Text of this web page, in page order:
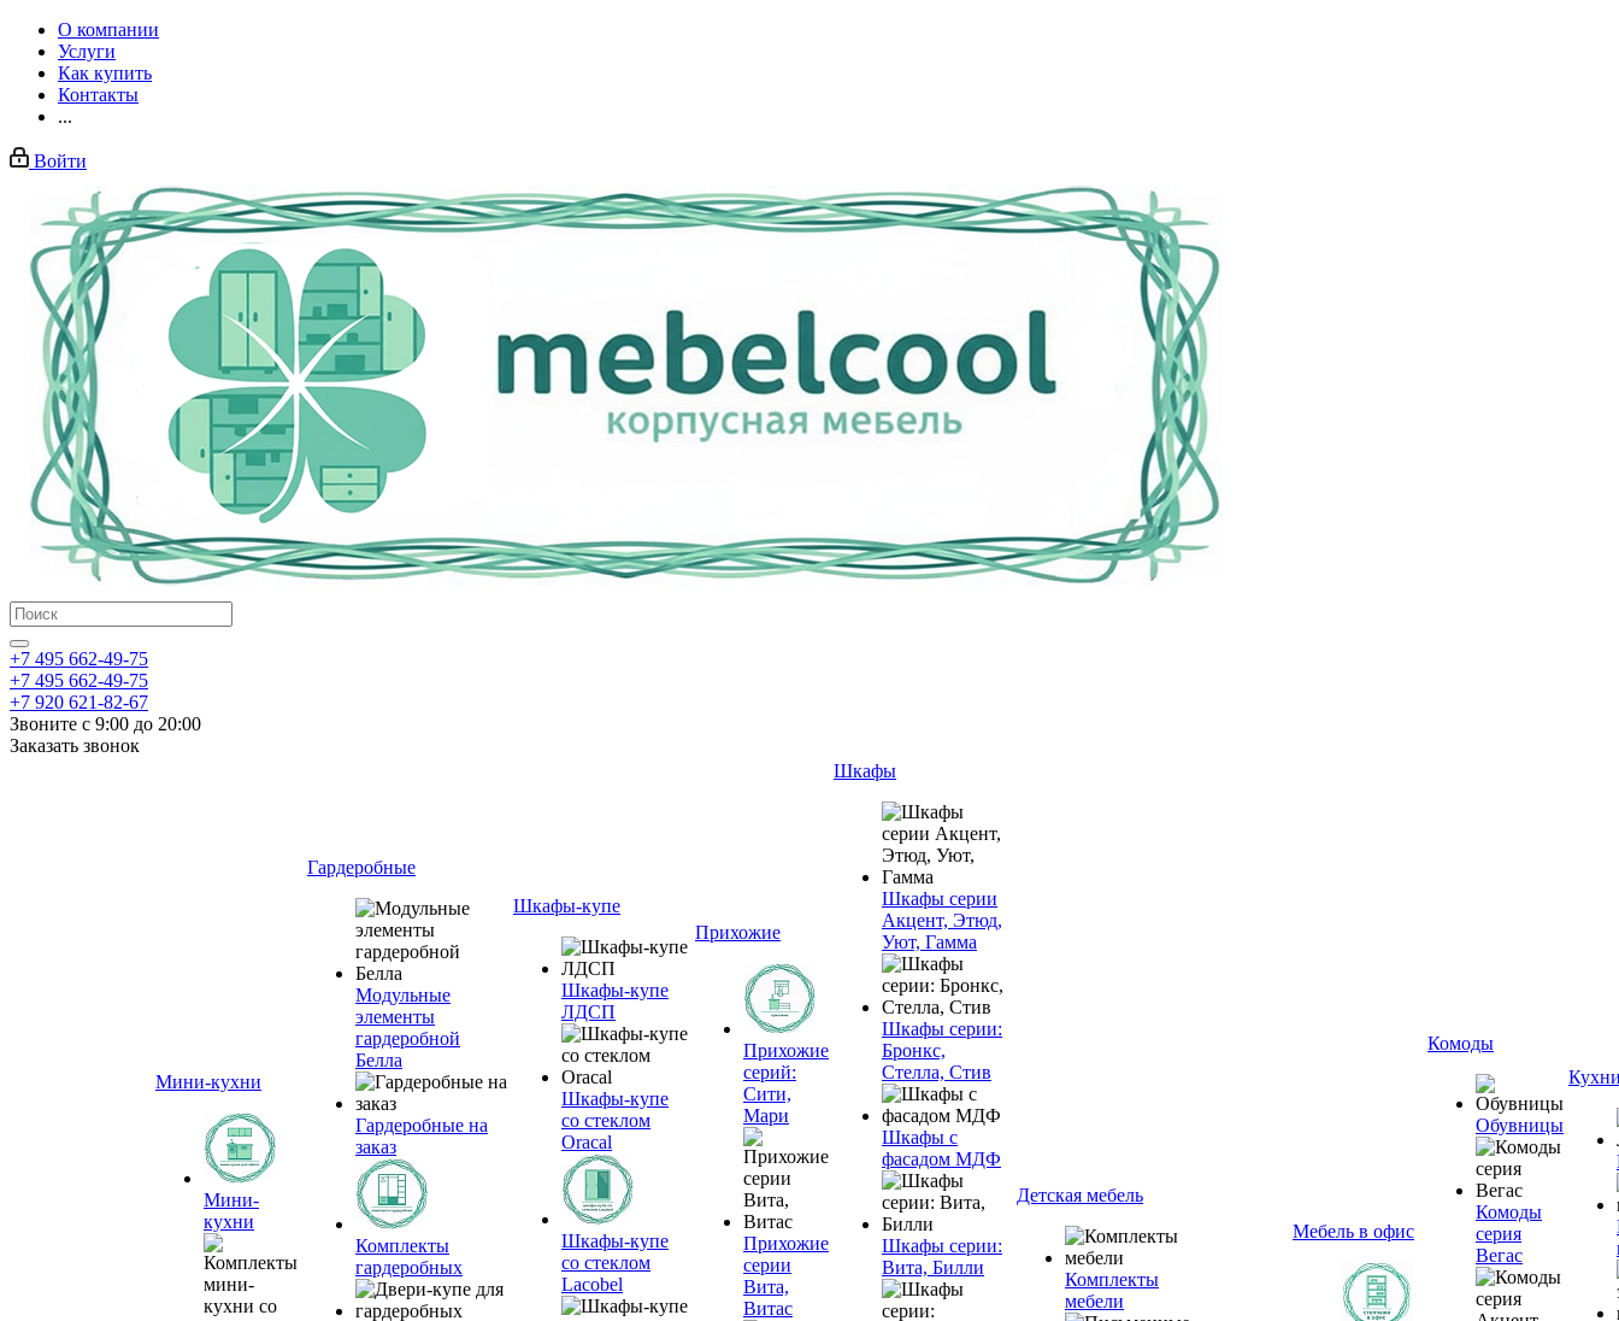
О компании
Услуги
Как купить
Контакты
...
Войти
+7 495 662-49-75
+7 495 662-49-75
+7 920 621-82-67
Звоните с 9:00 до 20:00
Заказать звонок
Мини-кухни
Мини-
кухни
Гардеробные
Модульные
элементы
гардеробной
Белла
Гардеробные на
заказ
Комплекты
гардеробных
Шкафы-купе
Шкафы-купе
ЛДСП
Шкафы-купе
со стеклом
Oracal
Шкафы-купе
со стеклом
Lacobel
Прихожие
Прихожие
серий:
Сити,
Мари
Прихожие
серии
Вита,
Витас
Шкафы
Шкафы серии
Акцент, Этюд,
Уют, Гамма
Шкафы серии:
Бронкс,
Стелла, Стив
Шкафы с
фасадом МДФ
Шкафы серии:
Вита, Билли
Детская мебель
Комплекты
мебели
Мебель в офис
Комоды
Обувницы
Комоды
серия
Вегас